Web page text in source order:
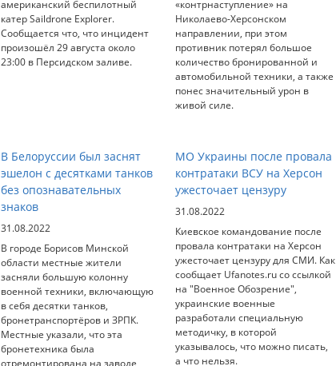
американский беспилотный
катер Saildrone Explorer.
Сообщается что, что инцидент
произошёл 29 августа около
23:00 в Персидском заливе.
«контрнаступление» на
Николаево-Херсонском
направлении, при этом
противник потерял большое
количество бронированной и
автомобильной техники, а также
понес значительный урон в
живой силе.
В Белоруссии был заснят
эшелон с десятками танков
без опознавательных
знаков
31.08.2022
В городе Борисов Минской
области местные жители
засняли большую колонну
военной техники, включающую
в себя десятки танков,
бронетранспортёров и ЗРПК.
Местные указали, что эта
бронетехника была
отремонтирована на заводе
МО Украины после провала
контратаки ВСУ на Херсон
ужесточает цензуру
31.08.2022
Киевское командование после
провала контратаки на Херсон
ужесточает цензуру для СМИ. Как
сообщает Ufanotes.ru со ссылкой
на "Военное Обозрение",
украинские военные
разработали специальную
методичку, в которой
указывалось, что можно писать,
а что нельзя.